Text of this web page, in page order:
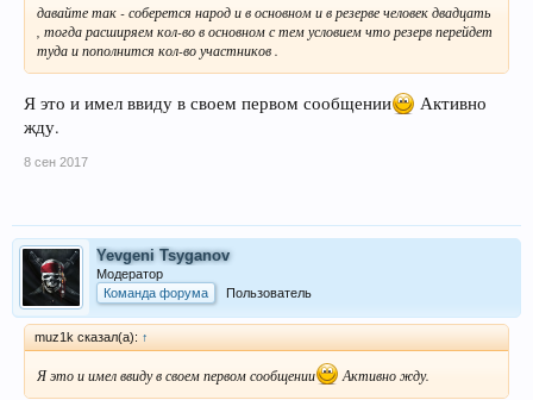
давайте так - соберется народ и в основном и в резерве человек двадцать
, тогда расширяем кол-во в основном с тем условием что резерв перейдет
туда и пополнится кол-во участников .
Я это и имел ввиду в своем первом сообщении
Активно
жду.
8 сен 2017
Yevgeni Tsyganov
Модератор
Команда форума
Пользователь
muz1k сказал(а): ↑
Я это и имел ввиду в своем первом сообщении Активно жду.